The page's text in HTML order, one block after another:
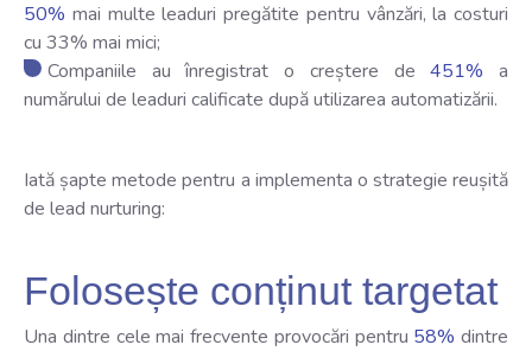
50% mai multe leaduri pregătite pentru vânzări, la costuri
cu 33% mai mici;
Companiile au înregistrat o creștere de451% a
numărului de leaduri calificate după utilizarea automatizării.
Iată șapte metode pentru a implementa o strategie reușită
de lead nurturing:
Folosește conținut targetat
Una dintre cele mai frecvente provocări pentru 58% dintre